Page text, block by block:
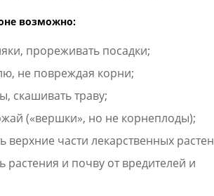
возможно:
прореживать посадки;
не повреждая корни;
скашивать траву;
(«вершки», но не корнеплоды);
верхние части лекарственных
растения и почву от вредителей и